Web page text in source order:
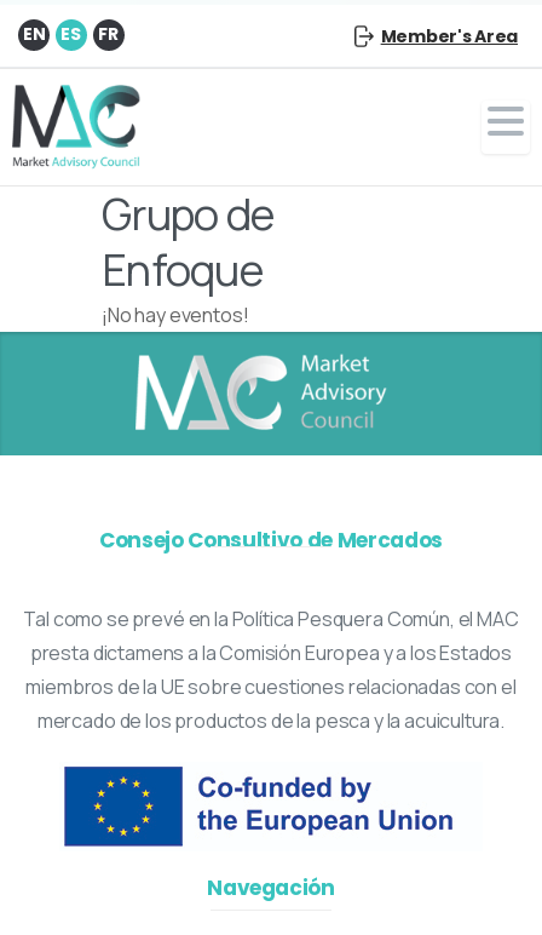
EN ES FR Member's Area
Grupo de
Enfoque
¡No hay eventos!
Consejo Consultivo de Mercados
Tal como se prevé en la Política Pesquera Común, el MAC
presta dictamens a la Comisión Europea y a los Estados
miembros de la UE sobre cuestiones relacionadas con el
mercado de los productos de la pesca y la acuicultura.
Navegación